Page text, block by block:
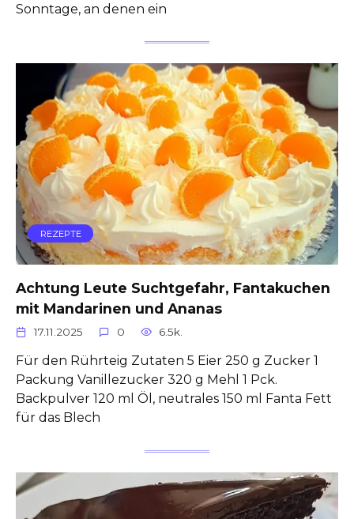
Sonntage, an denen ein
REZEPTE
Achtung Leute Suchtgefahr, Fantakuchen
mit Mandarinen und Ananas
17.11.2025 0 6.5k.
Für den Rührteig Zutaten 5 Eier 250 g Zucker 1
Packung Vanillezucker 320 g Mehl 1 Pck.
Backpulver 120 ml Öl, neutrales 150 ml Fanta Fett
für das Blech